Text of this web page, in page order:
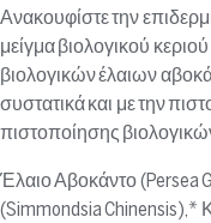
Ανακουφίστε την
μείγμα βιολογικού
βιολογικών έλαιων
συστατικά και με την
πιστοποίησης
Έλαιο Αβοκάντο (Persea
(Simmondsia Chinensis),*